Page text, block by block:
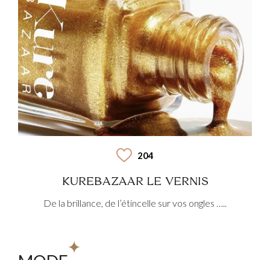
204
KUREBAZAAR LE VERNIS
De la brillance, de l’étincelle sur vos ongles …..